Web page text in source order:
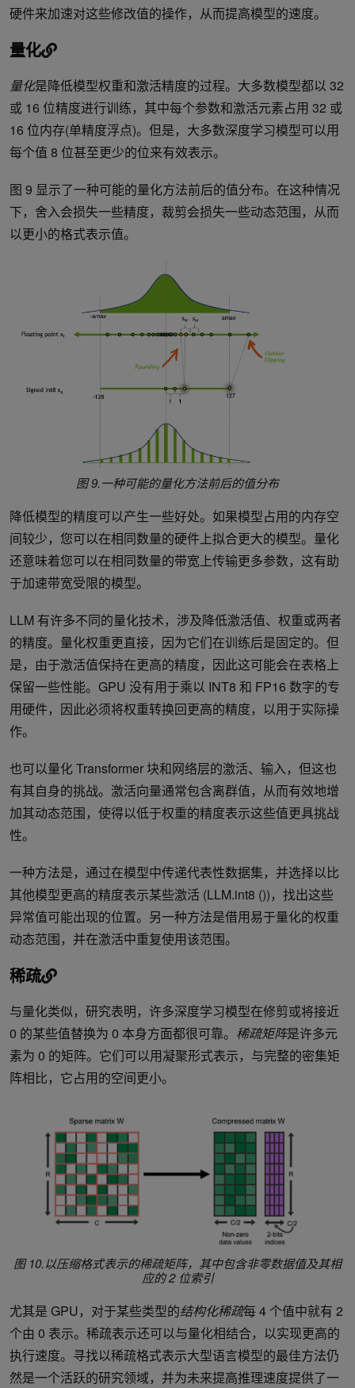
硬件来加速对这些修改值的操作，从而提高模型的速度。
量化
量化是降低模型权重和激活精度的过程。大多数模型都以 32
或 16 位精度进行训练，其中每个参数和激活元素占用 32 或
16 位内存(单精度浮点)。但是，大多数深度学习模型可以用
每个值 8 位甚至更少的位来有效表示。
图 9 显示了一种可能的量化方法前后的值分布。在这种情况
下，舍入会损失一些精度，裁剪会损失一些动态范围，从而
以更小的格式表示值。
图 9.一种可能的量化方法前后的值分布
降低模型的精度可以产生一些好处。如果模型占用的内存空
间较少，您可以在相同数量的硬件上拟合更大的模型。量化
还意味着您可以在相同数量的带宽上传输更多参数，这有助
于加速带宽受限的模型。
LLM 有许多不同的量化技术，涉及降低激活值、权重或两者
的精度。量化权重更直接，因为它们在训练后是固定的。但
是，由于激活值保持在更高的精度，因此这可能会在表格上
保留一些性能。GPU 没有用于乘以 INT8 和 FP16 数字的专
用硬件，因此必须将权重转换回更高的精度，以用于实际操
作。
也可以量化 Transformer 块和网络层的激活、输入，但这也
有其自身的挑战。激活向量通常包含离群值，从而有效地增
加其动态范围，使得以低于权重的精度表示这些值更具挑战
性。
一种方法是，通过在模型中传递代表性数据集，并选择以比
其他模型更高的精度表示某些激活 (LLM.int8 ())，找出这些
异常值可能出现的位置。另一种方法是借用易于量化的权重
动态范围，并在激活中重复使用该范围。
稀疏
与量化类似，研究表明，许多深度学习模型在修剪或将接近
0 的某些值替换为 0 本身方面都很可靠。 稀疏矩阵是许多元
素为 0 的矩阵。它们可以用凝聚形式表示，与完整的密集矩
阵相比，它占用的空间更小。
图 10.以压缩格式表示的稀疏矩阵，其中包含非零数据值及其相
应的 2 位索引
尤其是 GPU，对于某些类型的结构化稀疏每 4 个值中就有 2
个由 0 表示。稀疏表示还可以与量化相结合，以实现更高的
执行速度。寻找以稀疏格式表示大型语言模型的最佳方法仍
然是一个活跃的研究领域，并为未来提高推理速度提供了一